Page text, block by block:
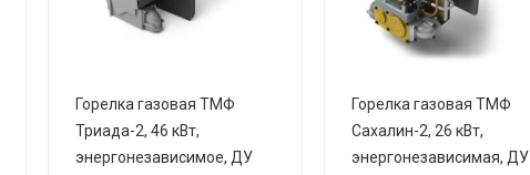
Горелка газовая ТМФ
Триада-2, 46 кВт,
энергонезависимое, ДУ
Горелка газовая ТМФ
Сахалин-2, 26 кВт,
энергонезависимая, ДУ